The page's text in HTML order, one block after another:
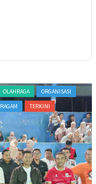
OLAHRAGA
ORGANISASI
RAGAM TERKINI